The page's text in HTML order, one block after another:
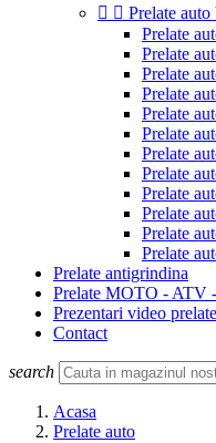
  Prelate
Prelate
Prelate
Prelate
Prelate
Prelate
Prelate
Prelate
Prelate
Prelate
Prelate
Prelate
Prelate
Prelate antigrindina
Prelate MOTO - ATV
Prezentari video prelate
Contact
search
Acasa
Prelate auto